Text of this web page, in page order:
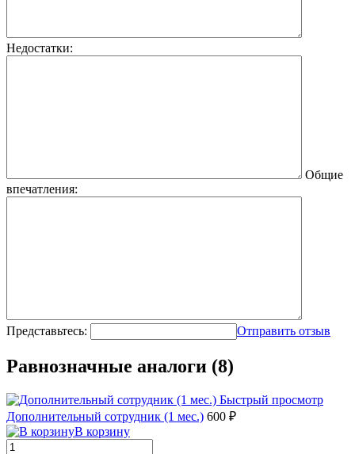
Недостатки:
Общие
впечатления:
Представьтесь: Отправить отзыв
Равнозначные аналоги (8)
Быстрый просмотр
Дополнительный сотрудник (1 мес.) 600 ₽
В корзину